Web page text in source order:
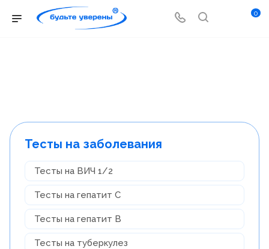
0
Тесты на заболевания
Тесты на ВИЧ 1/2
Тесты на гепатит С
Тесты на гепатит B
Тесты на туберкулез